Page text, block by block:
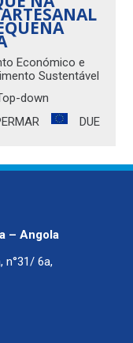
Económico e
Sustentável
down
DUE
– Angola
n°31/ 6a,